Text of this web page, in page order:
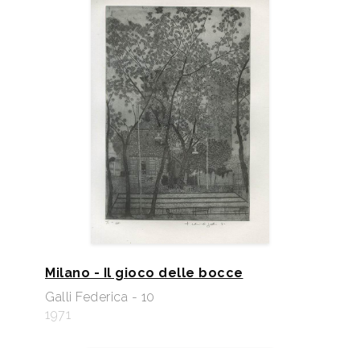
Milano - Il gioco delle bocce
Galli Federica - 10
1971